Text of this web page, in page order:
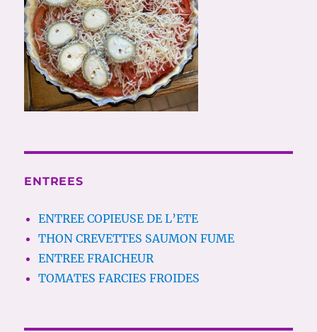
ENTREES
ENTREE COPIEUSE DE L’ETE
THON CREVETTES SAUMON FUME
ENTREE FRAICHEUR
TOMATES FARCIES FROIDES